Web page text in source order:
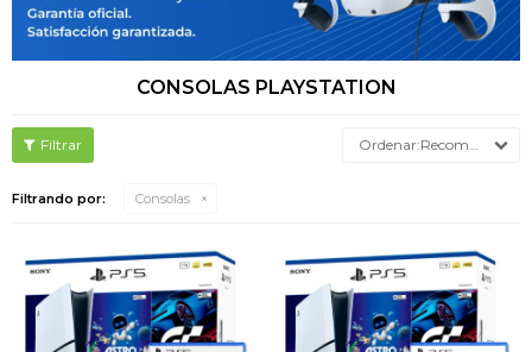
CONSOLAS PLAYSTATION
Recomendados
Filtrando por: Consolas